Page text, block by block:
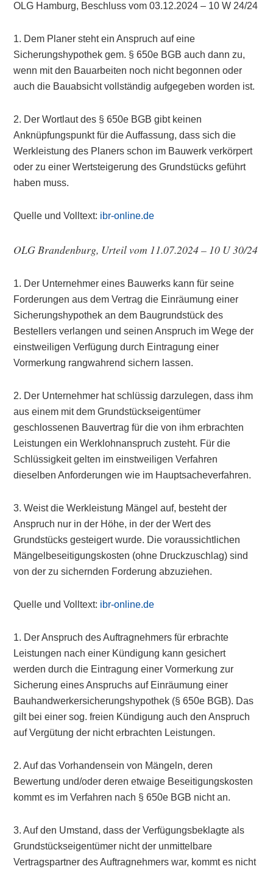
OLG Hamburg, Beschluss vom 03.12.2024 – 10 W 24/24
1. Dem Planer steht ein Anspruch auf eine
Sicherungshypothek gem. § 650e BGB auch dann zu,
wenn mit den Bauarbeiten noch nicht begonnen oder
auch die Bauabsicht vollständig aufgegeben worden ist.
2. Der Wortlaut des § 650e BGB gibt keinen
Anknüpfungspunkt für die Auffassung, dass sich die
Werkleistung des Planers schon im Bauwerk verkörpert
oder zu einer Wertsteigerung des Grundstücks geführt
haben muss.
Quelle und Volltext: ibr-online.de
OLG Brandenburg, Urteil vom 11.07.2024 – 10 U 30/24
1. Der Unternehmer eines Bauwerks kann für seine
Forderungen aus dem Vertrag die Einräumung einer
Sicherungshypothek an dem Baugrundstück des
Bestellers verlangen und seinen Anspruch im Wege der
einstweiligen Verfügung durch Eintragung einer
Vormerkung rangwahrend sichern lassen.
2. Der Unternehmer hat schlüssig darzulegen, dass ihm
aus einem mit dem Grundstückseigentümer
geschlossenen Bauvertrag für die von ihm erbrachten
Leistungen ein Werklohnanspruch zusteht. Für die
Schlüssigkeit gelten im einstweiligen Verfahren
dieselben Anforderungen wie im Hauptsacheverfahren.
3. Weist die Werkleistung Mängel auf, besteht der
Anspruch nur in der Höhe, in der der Wert des
Grundstücks gesteigert wurde. Die voraussichtlichen
Mängelbeseitigungskosten (ohne Druckzuschlag) sind
von der zu sichernden Forderung abzuziehen.
Quelle und Volltext: ibr-online.de
1. Der Anspruch des Auftragnehmers für erbrachte
Leistungen nach einer Kündigung kann gesichert
werden durch die Eintragung einer Vormerkung zur
Sicherung eines Anspruchs auf Einräumung einer
Bauhandwerkersicherungshypothek (§ 650e BGB). Das
gilt bei einer sog. freien Kündigung auch den Anspruch
auf Vergütung der nicht erbrachten Leistungen.
2. Auf das Vorhandensein von Mängeln, deren
Bewertung und/oder deren etwaige Beseitigungskosten
kommt es im Verfahren nach § 650e BGB nicht an.
3. Auf den Umstand, dass der Verfügungsbeklagte als
Grundstückseigentümer nicht der unmittelbare
Vertragspartner des Auftragnehmers war, kommt es nicht